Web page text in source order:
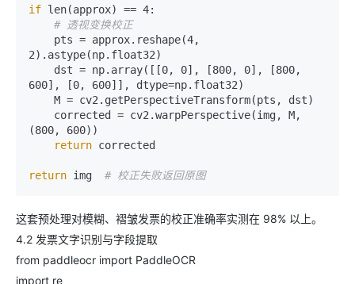
if len(approx) == 4:
# 透视变换校正
2).astype(np.float32)
600], [0, 600]], dtype=np.float32)
(800, 600))
return
return img # 校正失败返回原图
这套预处理对模糊、褶皱发票的校正准确率实测在 98% 以上。
4.2 发票文字识别与字段提取
from paddleocr import PaddleOCR
import re